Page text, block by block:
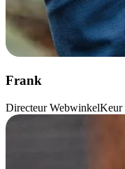
Frank
Directeur WebwinkelKeur